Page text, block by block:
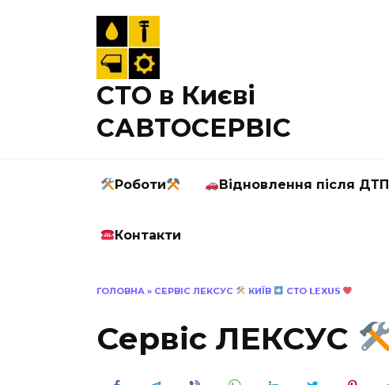
СТО в Києві
САВТОСЕРВІС
Роботи Відновлення після ДТП
Контакти
ГОЛОВНА » СЕРВІС ЛЕКСУС КИЇВ СТО 𝗟𝗘𝗫𝗨𝗦
Сервіс ЛЕКСУС